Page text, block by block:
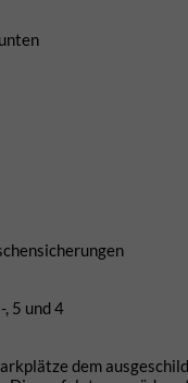
5 und 4
dem